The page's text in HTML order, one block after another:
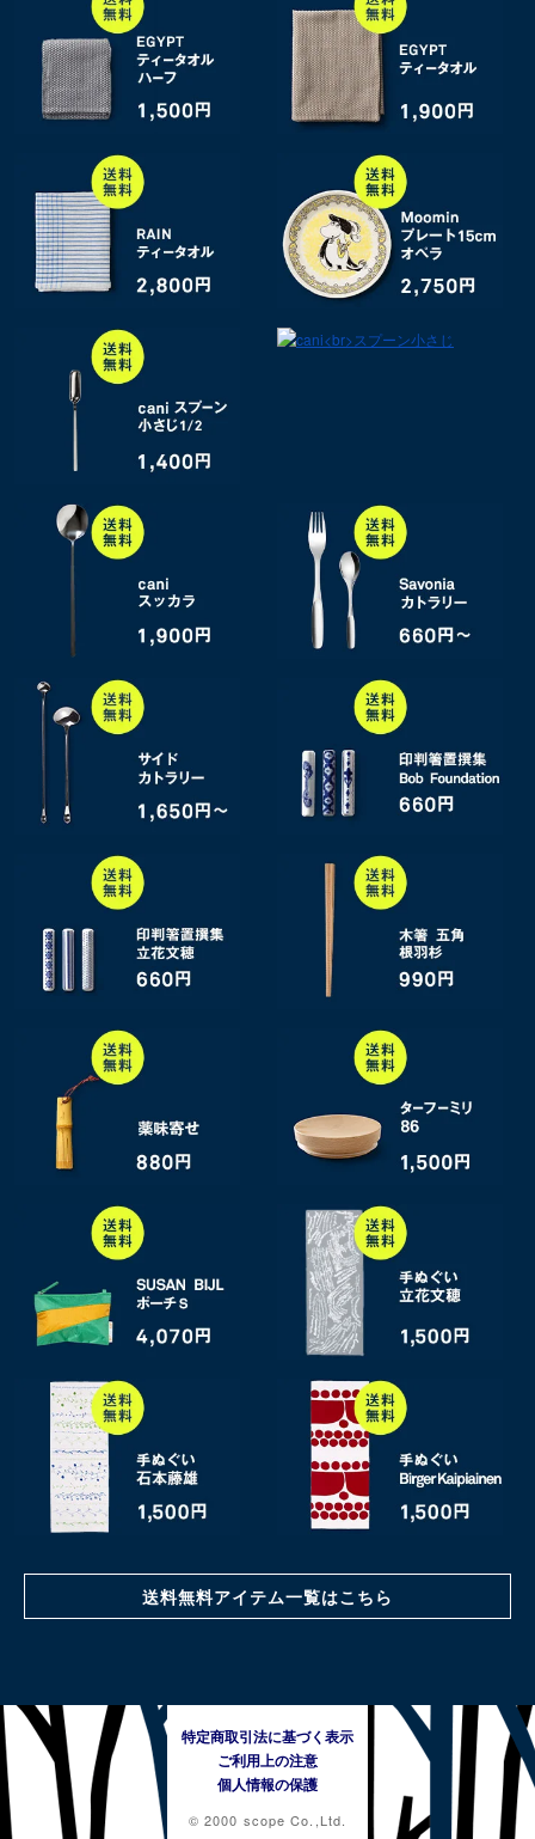
送料無料アイテム一覧はこちら
特定商取引法に基づく表示
ご利用上の注意
個人情報の保護
© 2000 scope Co.,Ltd.